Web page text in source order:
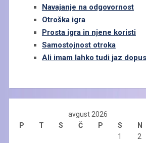
avgust 2026
P
T S Č P S
N
1
2
Navajanje na odgovornost
Otroška igra
Prosta igra in njene koristi
Samostojnost otroka
Ali imam lahko tudi jaz